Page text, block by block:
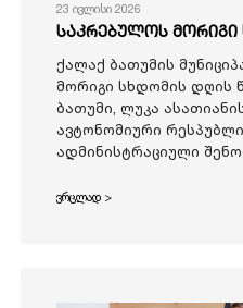
23 ივლისი 2026
საკრებულოს
ქალაქ ბათუმის
მორიგი სხდომის დღის
ბათუმი, ლუკა
ავტონომიური
ადმინისტრაციული
ვრცლად >